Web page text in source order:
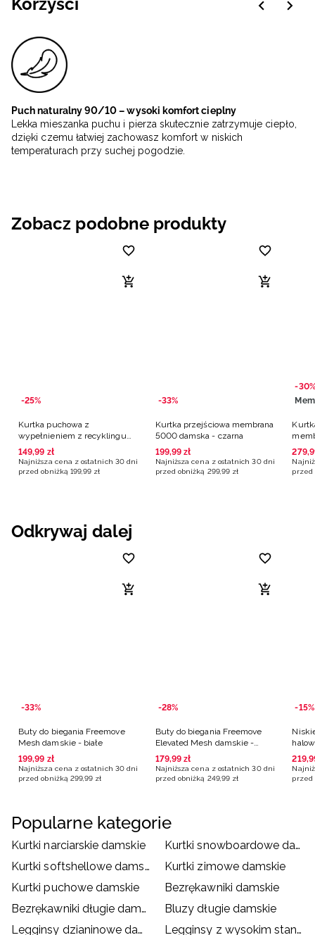
Puch naturalny 90/10 – wysoki komfort cieplny
Lekka mieszanka puchu i pierza skutecznie zatrzymuje ciepło,
dzięki czemu łatwiej zachowasz komfort w niskich
temperaturach przy suchej pogodzie.
Zobacz podobne produkty
-25%
Kurtka puchowa z
wypełnieniem z recyklingu
damska - czarna
149,99 zł
Najniższa cena z ostatnich 30 dni
przed obniżką 199,99 zł
-33%
Kurtka przejściowa membrana
5000 damska - czarna
199,99 zł
Najniższa cena z ostatnich 30 dni
przed obniżką 299,99 zł
-30%
279,
przed
Odkrywaj dalej
-33%
Buty do biegania Freemove
Mesh damskie - białe
199,99 zł
Najniższa cena z ostatnich 30 dni
przed obniżką 299,99 zł
-28%
Buty do biegania Freemove
Elevated Mesh damskie -
beżowe
179,99 zł
Najniższa cena z ostatnich 30 dni
przed obniżką 249,99 zł
-15%
białe
219,
przed
Popularne kategorie
Kurtki narciarskie damskie
Kurtki snowboardowe damskie
Kurtki softshellowe damskie
Kurtki zimowe damskie
Kurtki puchowe damskie
Bezrękawniki damskie
Bezrękawniki długie damskie
Bluzy długie damskie
Legginsy dzianinowe damskie
Legginsy z wysokim stanem